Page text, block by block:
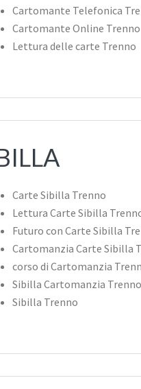
Cartomante Telefonica
Cartomante Online Trenno
Lettura delle carte Trenno
Carte Sibilla Trenno
Lettura Carte Sibilla
Futuro con Carte Sibilla
Cartomanzia Carte Sibilla
corso di Cartomanzia
Sibilla Cartomanzia Trenno
Sibilla Trenno